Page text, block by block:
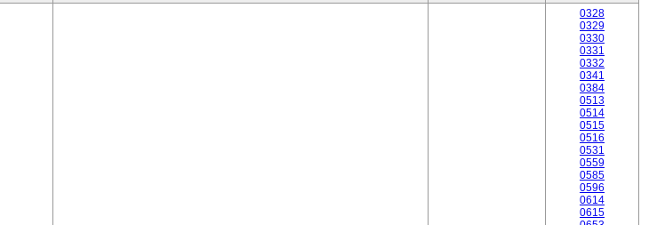
0328
0329
0330
0331
0332
0341
0384
0513
0514
0515
0516
0531
0559
0585
0596
0614
0615